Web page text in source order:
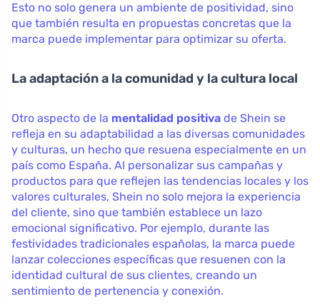
Esto no solo genera un ambiente de positividad, sino
que también resulta en propuestas concretas que la
marca puede implementar para optimizar su oferta.
La adaptación a la comunidad y la cultura local
Otro aspecto de la mentalidad positiva de Shein se
refleja en su adaptabilidad a las diversas comunidades
y culturas, un hecho que resuena especialmente en un
país como España. Al personalizar sus campañas y
productos para que reflejen las tendencias locales y los
valores culturales, Shein no solo mejora la experiencia
del cliente, sino que también establece un lazo
emocional significativo. Por ejemplo, durante las
festividades tradicionales españolas, la marca puede
lanzar colecciones específicas que resuenen con la
identidad cultural de sus clientes, creando un
sentimiento de pertenencia y conexión.